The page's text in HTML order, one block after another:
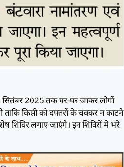
2025 तक घर-घर जाकर लोगों
ताकि किसी को दफ्तरों के चक्कर न काटने
शिविर लगाए जाएंगे। इन शिविरों में भरे